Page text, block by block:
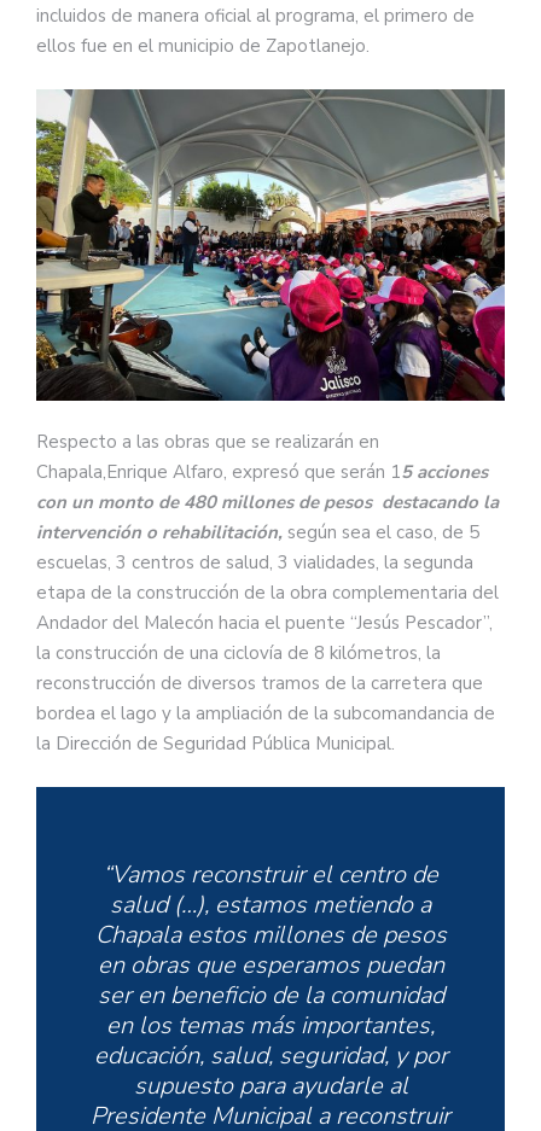
incluidos de manera oficial al programa, el primero de
ellos fue en el municipio de Zapotlanejo.
Respecto a las obras que se realizarán en
Chapala,Enrique Alfaro, expresó que serán 15 acciones
con un monto de 480 millones de pesos destacando la
intervención o rehabilitación, según sea el caso, de 5
escuelas, 3 centros de salud, 3 vialidades, la segunda
etapa de la construcción de la obra complementaria del
Andador del Malecón hacia el puente “Jesús Pescador”,
la construcción de una ciclovía de 8 kilómetros, la
reconstrucción de diversos tramos de la carretera que
bordea el lago y la ampliación de la subcomandancia de
la Dirección de Seguridad Pública Municipal.
“Vamos reconstruir el centro de
salud (…), estamos metiendo a
Chapala estos millones de pesos
en obras que esperamos puedan
ser en beneficio de la comunidad
en los temas más importantes,
educación, salud, seguridad, y por
supuesto para ayudarle al
Presidente Municipal a reconstruir